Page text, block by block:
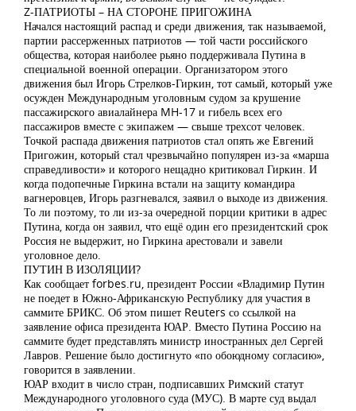
Z-ПАТРИОТЫ – НА СТОРОНЕ ПРИГОЖИНА
Начался настоящий распад и среди движения, так называемой,
партии рассерженных патриотов — той части российского
общества, которая наиболее рьяно поддерживала Путина в
специальной военной операции. Организатором этого
движения был Игорь Стрелков-Гиркин, тот самый, который уже
осужден Международным уголовным судом за крушение
пассажирского авиалайнера MH-17 и гибель всех его
пассажиров вместе с экипажем — свыше трехсот человек.
Точкой распада движения патриотов стал опять же Евгений
Пригожин, который стал чрезвычайно популярен из-за «марша
справедливости» и которого нещадно критиковал Гиркин. И
когда подопечные Гиркина встали на защиту командира
вагнеровцев, Игорь разгневался, заявил о выходе из движения.
То ли поэтому, то ли из-за очередной порции критики в адрес
Путина, когда он заявил, что ещё один его президентский срок
Россия не выдержит, но Гиркина арестовали и завели
уголовное дело.
ПУТИН В ИЗОЛЯЦИИ?
Как сообщает forbes.ru, президент России «Владимир Путин
не поедет в Южно-Африканскую Республику для участия в
саммите БРИКС. Об этом пишет Reuters со ссылкой на
заявление офиса президента ЮАР. Вместо Путина Россию на
саммите будет представлять министр иностранных дел Сергей
Лавров. Решение было достигнуто «по обоюдному согласию»,
говорится в заявлении.
ЮАР входит в число стран, подписавших Римский статут
Международного уголовного суда (МУС). В марте суд выдал